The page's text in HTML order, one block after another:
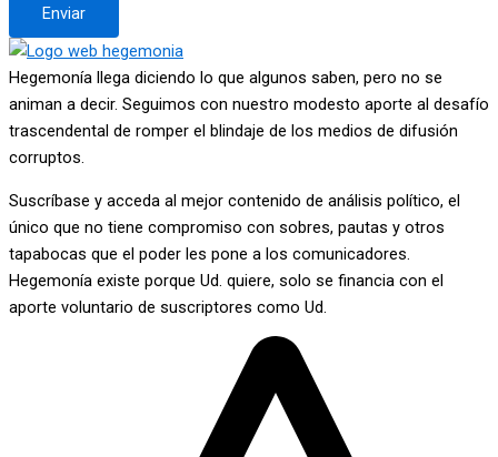
Enviar
Hegemonía llega diciendo lo que algunos saben, pero no se
animan a decir. Seguimos con nuestro modesto aporte al desafío
trascendental de romper el blindaje de los medios de difusión
corruptos.
Suscríbase y acceda al mejor contenido de análisis político, el
único que no tiene compromiso con sobres, pautas y otros
tapabocas que el poder les pone a los comunicadores.
Hegemonía existe porque Ud. quiere, solo se financia con el
aporte voluntario de suscriptores como Ud.